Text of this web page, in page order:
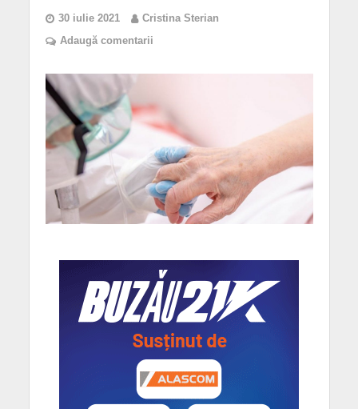
30 iulie 2021
Cristina Sterian
Adaugă comentarii